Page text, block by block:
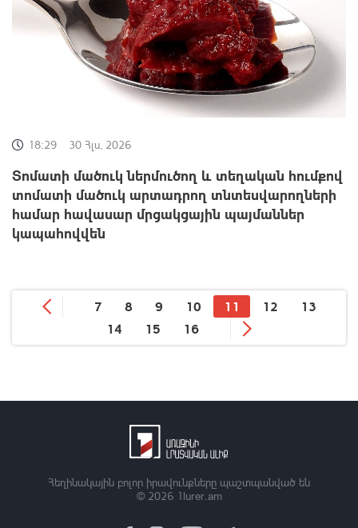
18:29 30 Հլս, 2026
Տոմատի մածուկ ներմուծող և տեղական հումքով
տոմատի մածուկ արտադրող տնտեսվարողների
համար հավասար մրցակցային պայմաններ
կապահովվեն
7 8 9 10 11 12
13
14
15 16
Հեղինակային բոլոր իրավունքները պաշտպանված են
© 2026 1lurer.am